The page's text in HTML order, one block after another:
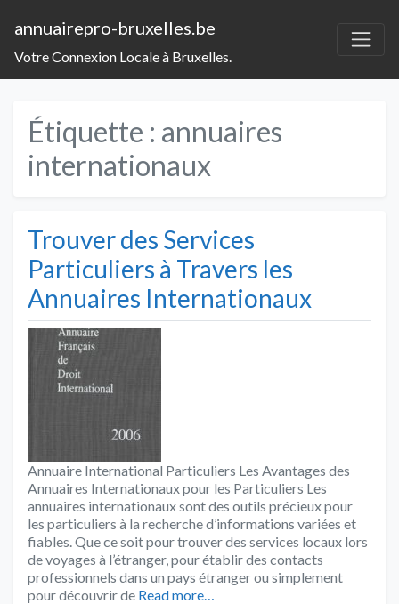
annuairepro-bruxelles.be
Votre Connexion Locale à Bruxelles.
Étiquette : annuaires
internationaux
Trouver des Services
Particuliers à Travers les
Annuaires Internationaux
Annuaire International Particuliers Les Avantages des
Annuaires Internationaux pour les Particuliers Les
annuaires internationaux sont des outils précieux pour
les particuliers à la recherche d’informations variées et
fiables. Que ce soit pour trouver des services locaux lors
de voyages à l’étranger, pour établir des contacts
professionnels dans un pays étranger ou simplement
pour découvrir de Read more…